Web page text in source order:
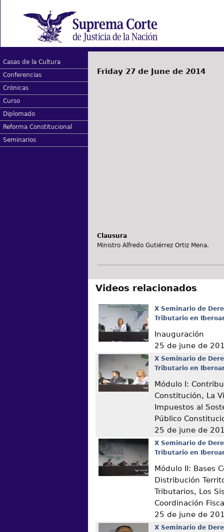
Casas de la Cultura
Conferencias
Crónicas
Curso
Diplomado
Reforma Constitucional
Seminarios
Friday 27 de June de 2014
Clausura
Ministro Alfredo Gutiérrez Ortiz Mena.
Videos relacionados
X Seminario de
Tributario en
Inauguración
25 de june de
X Seminario de
Tributario en
Módulo I:
Constitución, La
Impuestos al
Público
25 de june de
X Seminario de
Tributario en
Módulo II: Bases
Distribución
Tributarios, Los
Coordinación
25 de june de
X Seminario de